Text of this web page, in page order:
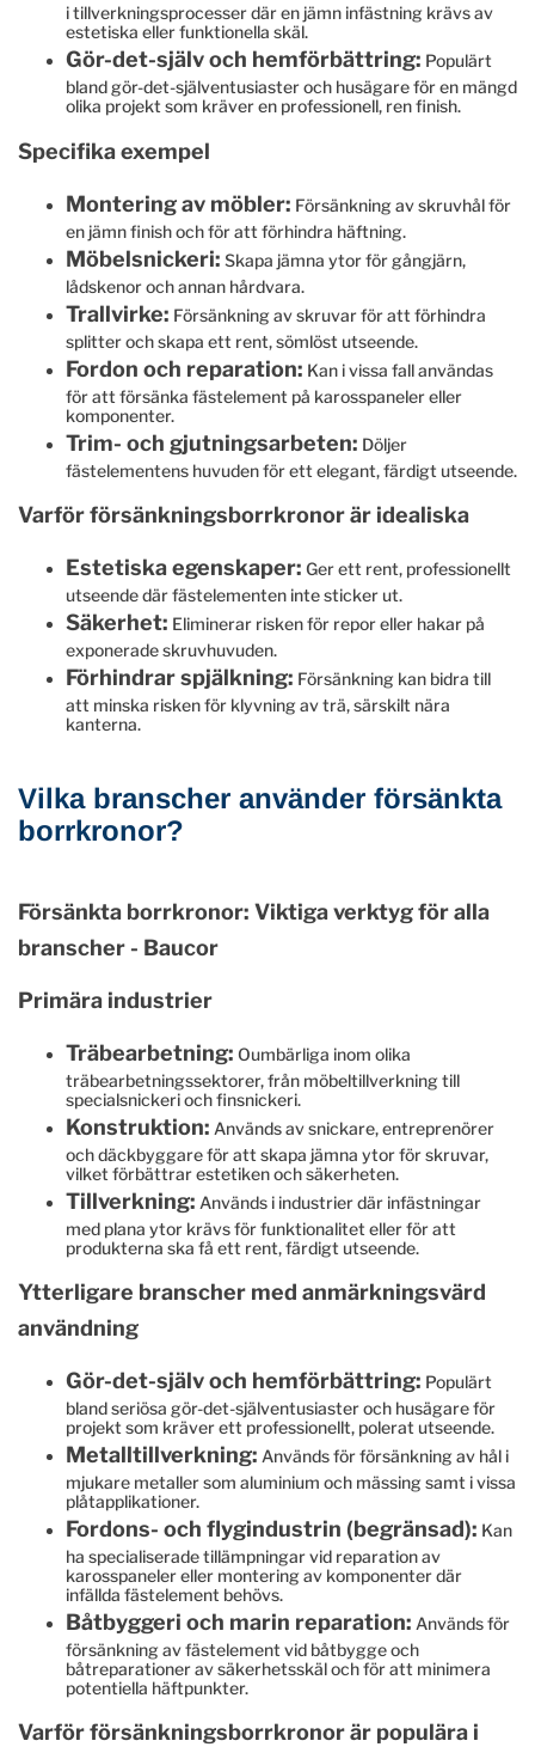
i tillverkningsprocesser där en jämn infästning krävs av
estetiska eller funktionella skäl.
Gör-det-själv och hemförbättring: Populärt
bland gör-det-själventusiaster och husägare för en mängd
olika projekt som kräver en professionell, ren finish.
Specifika exempel
Montering av möbler: Försänkning av skruvhål för
en jämn finish och för att förhindra häftning.
Möbelsnickeri: Skapa jämna ytor för gångjärn,
lådskenor och annan hårdvara.
Trallvirke: Försänkning av skruvar för att förhindra
splitter och skapa ett rent, sömlöst utseende.
Fordon och reparation: Kan i vissa fall användas
för att försänka fästelement på karosspaneler eller
komponenter.
Trim- och gjutningsarbeten: Döljer
fästelementens huvuden för ett elegant, färdigt utseende.
Varför försänkningsborrkronor är idealiska
Estetiska egenskaper: Ger ett rent, professionellt
utseende där fästelementen inte sticker ut.
Säkerhet: Eliminerar risken för repor eller hakar på
exponerade skruvhuvuden.
Förhindrar spjälkning: Försänkning kan bidra till
att minska risken för klyvning av trä, särskilt nära
kanterna.
Vilka branscher använder försänkta
borrkronor?
Försänkta borrkronor: Viktiga verktyg för alla
branscher - Baucor
Primära industrier
Träbearbetning: Oumbärliga inom olika
träbearbetningssektorer, från möbeltillverkning till
specialsnickeri och finsnickeri.
Konstruktion: Används av snickare, entreprenörer
och däckbyggare för att skapa jämna ytor för skruvar,
vilket förbättrar estetiken och säkerheten.
Tillverkning: Används i industrier där infästningar
med plana ytor krävs för funktionalitet eller för att
produkterna ska få ett rent, färdigt utseende.
Ytterligare branscher med anmärkningsvärd
användning
Gör-det-själv och hemförbättring: Populärt
bland seriösa gör-det-själventusiaster och husägare för
projekt som kräver ett professionellt, polerat utseende.
Metalltillverkning: Används för försänkning av hål i
mjukare metaller som aluminium och mässing samt i vissa
plåtapplikationer.
Fordons- och flygindustrin (begränsad): Kan
ha specialiserade tillämpningar vid reparation av
karosspaneler eller montering av komponenter där
infällda fästelement behövs.
Båtbyggeri och marin reparation: Används för
försänkning av fästelement vid båtbygge och
båtreparationer av säkerhetsskäl och för att minimera
potentiella häftpunkter.
Varför försänkningsborrkronor är populära i